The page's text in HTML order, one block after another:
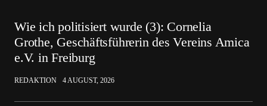
Wie ich politisiert wurde (3): Cornelia
Grothe, Geschäftsführerin des Vereins Amica
e.V. in Freiburg
REDAKTION 4 AUGUST, 2026